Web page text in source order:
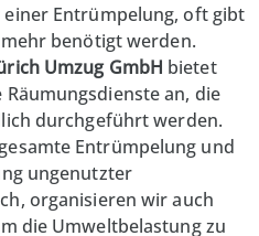
Entrümpelung, oft gibt
benötigt werden.
Umzug GmbH bietet
an, die
durchgeführt werden.
Entrümpelung und
ungenutzter
organisieren wir auch
die Umweltbelastung zu